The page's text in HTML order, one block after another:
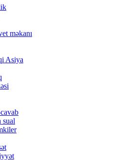
məkanı
Asiya
sual